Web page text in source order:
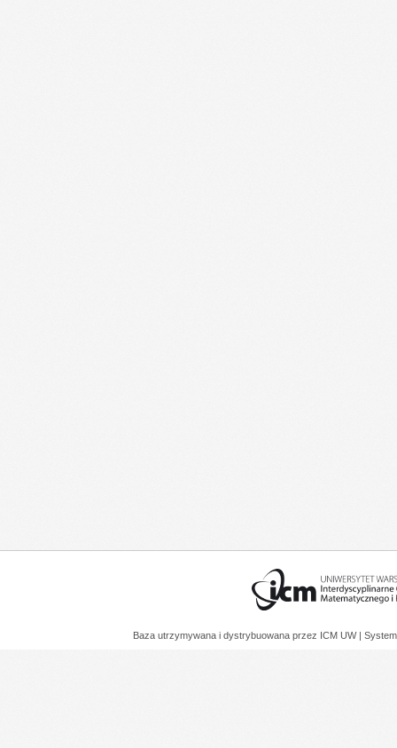
Baza utrzymywana i dystrybuowana przez ICM UW |